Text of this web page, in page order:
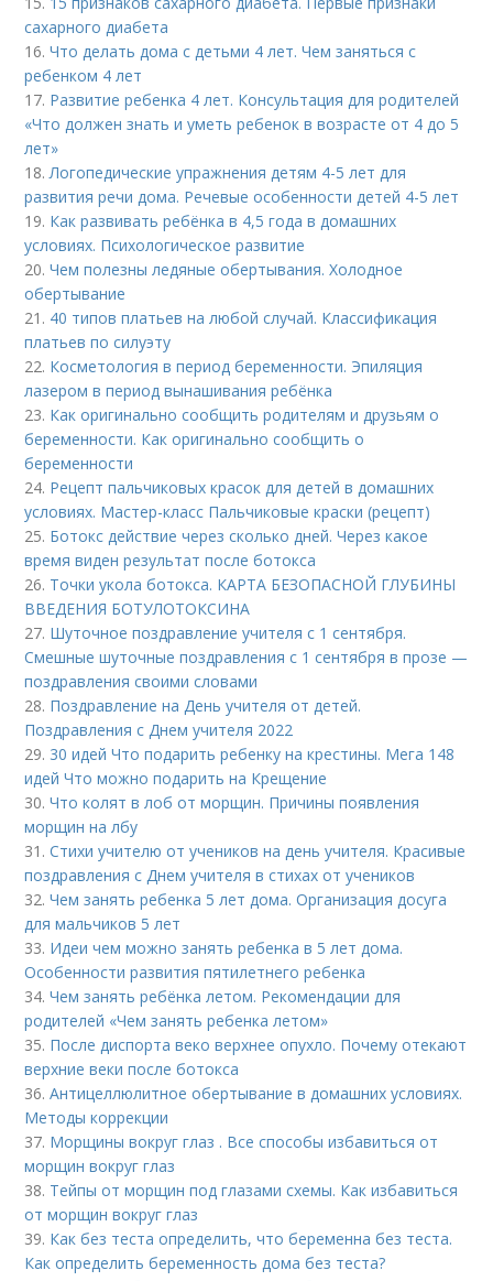
сахарного диабета
16.Что делать дома с детьми 4 лет. Чем заняться с
ребенком 4 лет
17. Развитие ребенка 4 лет. Консультация для родителей
«Что должен знать и уметь ребенок в возрасте от 4 до 5
лет»
18.Логопедические упражнения детям 4-5 лет для
развития речи дома. Речевые особенности детей 4-5 лет
19. Как развивать ребёнка в 4,5 года в домашних
условиях. Психологическое развитие
20.Чем полезны ледяные обертывания. Холодное
обертывание
21. 40 типов платьев на любой случай. Классификация
платьев по силуэту
22. Косметология в период беременности. Эпиляция
лазером в период вынашивания ребёнка
23. Как оригинально сообщить родителям и друзьям о
беременности. Как оригинально сообщить о
беременности
24. Рецепт пальчиковых красок для детей в домашних
условиях. Мастер-класс Пальчиковые краски (рецепт)
25. Ботокс действие через сколько дней. Через какое
время виден результат после ботокса
26. Точки укола ботокса. КАРТА БЕЗОПАСНОЙ ГЛУБИНЫ
ВВЕДЕНИЯ БОТУЛОТОКСИНА
27. Шуточное поздравление учителя с 1 сентября.
Смешные шуточные поздравления с 1 сентября в прозе —
поздравления своими словами
28. Поздравление на День учителя от детей.
Поздравления с Днем учителя 2022
29. 30 идей Что подарить ребенку на крестины. Мега 148
идей Что можно подарить на Крещение
30.Что колят в лоб от морщин. Причины появления
морщин на лбу
31.Стихи учителю от учеников на день учителя. Красивые
поздравления с Днем учителя в стихах от учеников
32.Чем занять ребенка 5 лет дома. Организация досуга
для мальчиков 5 лет
33. Идеи чем можно занять ребенка в 5 лет дома.
Особенности развития пятилетнего ребенка
34.Чем занять ребёнка летом. Рекомендации для
родителей «Чем занять ребенка летом»
35. После диспорта веко верхнее опухло. Почему отекают
верхние веки после ботокса
36.Антицеллюлитное обертывание в домашних условиях.
Методы коррекции
37. Морщины вокруг глаз . Все способы избавиться от
морщин вокруг глаз
38. Тейпы от морщин под глазами схемы. Как избавиться
от морщин вокруг глаз
39. Как без теста определить, что беременна без теста.
Как определить беременность дома без теста?